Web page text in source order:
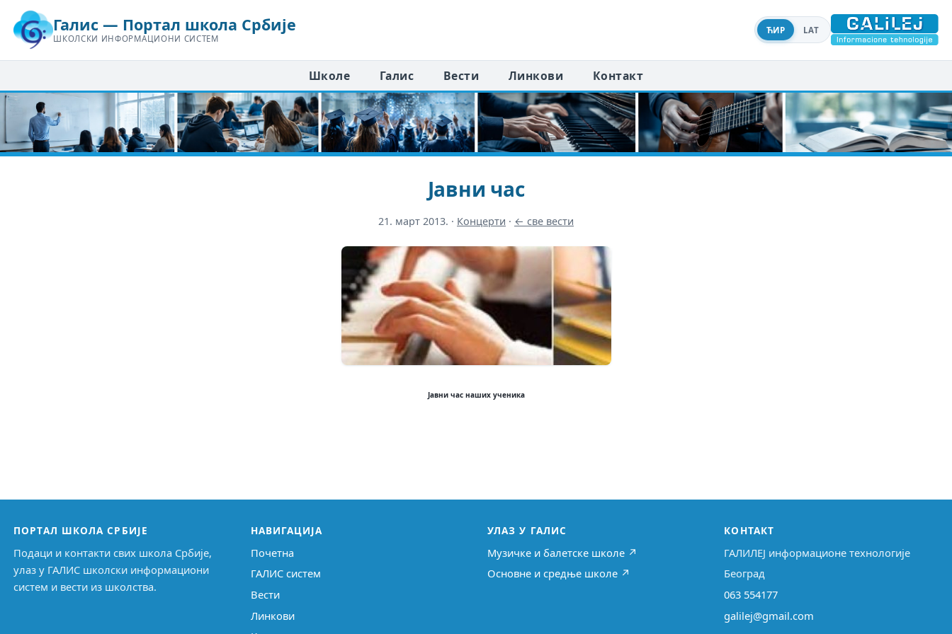
Галис — Портал школа Србије
ШКОЛСКИ ИНФОРМАЦИОНИ СИСТЕМ
ЋИР LAT
Школе Галис Вести Линкови Контакт
Јавни час
21. март 2013. · Концерти · ← све вести
Јавни час наших ученика
ПОРТАЛ ШКОЛА СРБИЈЕ
Подаци и контакти свих школа Србије,
улаз у ГАЛИС школски информациони
систем и вести из школства.
НАВИГАЦИЈА
Почетна
ГАЛИС систем
Вести
Линкови
УЛАЗ У ГАЛИС
Музичке и балетске школе ↗
Основне и средње школе ↗
КОНТАКТ
ГАЛИЛЕЈ информационе технологије
Београд
063 554177
galilej@gmail.com